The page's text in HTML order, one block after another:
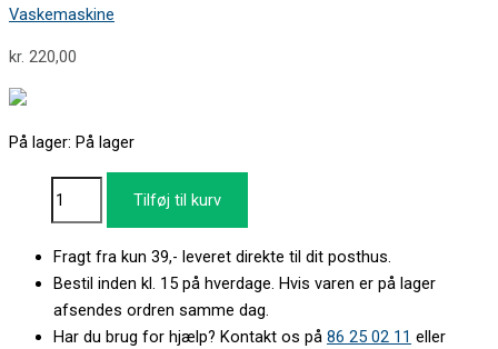
Vaskemaskine
kr. 220,00
På lager: På lager
Tilføj til kurv
Fragt fra kun 39,- leveret direkte til dit posthus.
Bestil inden kl. 15 på hverdage. Hvis varen er på lager
afsendes ordren samme dag.
Har du brug for hjælp? Kontakt os på 86 25 02 11 eller